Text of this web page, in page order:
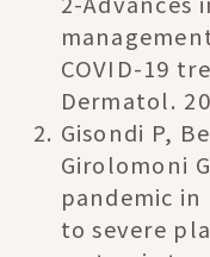
COVID-19
Dermatol.
Gisondi P,
Girolomoni
pandemic
to severe